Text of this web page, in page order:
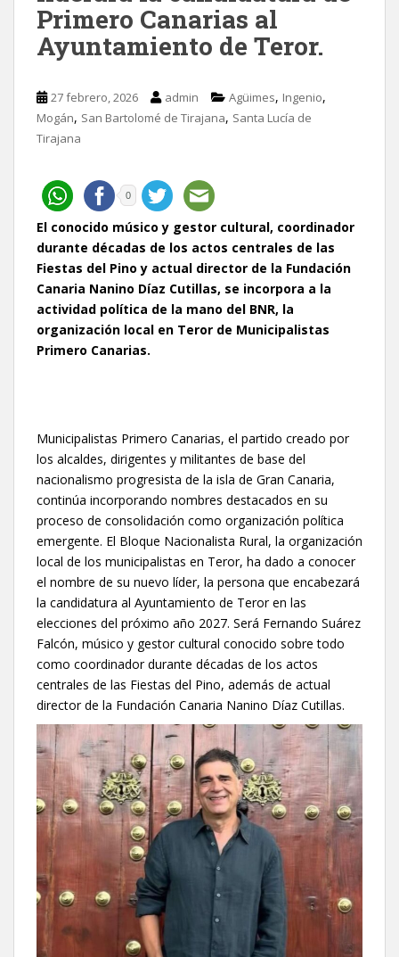
Primero Canarias al
Ayuntamiento de Teror.
27 febrero, 2026 admin Agüimes, Ingenio,
Mogán, San Bartolomé de Tirajana, Santa Lucía de
Tirajana
0
El conocido músico y gestor cultural, coordinador
durante décadas de los actos centrales de las
Fiestas del Pino y actual director de la Fundación
Canaria Nanino Díaz Cutillas, se incorpora a la
actividad política de la mano del BNR, la
organización local en Teror de Municipalistas
Primero Canarias.
Municipalistas Primero Canarias, el partido creado por
los alcaldes, dirigentes y militantes de base del
nacionalismo progresista de la isla de Gran Canaria,
continúa incorporando nombres destacados en su
proceso de consolidación como organización política
emergente. El Bloque Nacionalista Rural, la organización
local de los municipalistas en Teror, ha dado a conocer
el nombre de su nuevo líder, la persona que encabezará
la candidatura al Ayuntamiento de Teror en las
elecciones del próximo año 2027. Será Fernando Suárez
Falcón, músico y gestor cultural conocido sobre todo
como coordinador durante décadas de los actos
centrales de las Fiestas del Pino, además de actual
director de la Fundación Canaria Nanino Díaz Cutillas.